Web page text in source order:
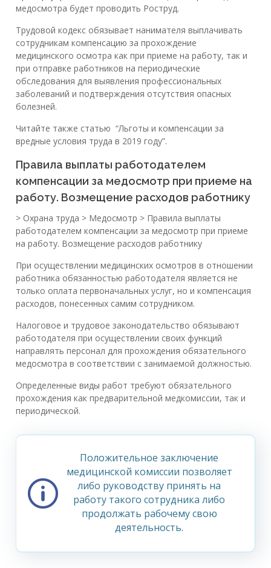
медосмотра будет проводить Роструд.
Трудовой кодекс обязывает нанимателя выплачивать
сотрудникам компенсацию за прохождение
медицинского осмотра как при приеме на работу, так и
при отправке работников на периодические
обследования для выявления профессиональных
заболеваний и подтверждения отсутствия опасных
болезней.
Читайте также статью “Льготы и компенсации за
вредные условия труда в 2019 году”.
Правила выплаты работодателем
компенсации за медосмотр при приеме на
работу. Возмещение расходов работнику
> Охрана труда > Медосмотр > Правила выплаты
работодателем компенсации за медосмотр при приеме
на работу. Возмещение расходов работнику
При осуществлении медицинских осмотров в отношении
работника обязанностью работодателя является не
только оплата первоначальных услуг, но и компенсация
расходов, понесенных самим сотрудником.
Налоговое и трудовое законодательство обязывают
работодателя при осуществлении своих функций
направлять персонал для прохождения обязательного
медосмотра в соответствии с занимаемой должностью.
Определенные виды работ требуют обязательного
прохождения как предварительной медкомиссии, так и
периодической.
Положительное заключение
медицинской комиссии позволяет
либо руководству принять на
работу такого сотрудника либо
продолжать рабочему свою
деятельность.